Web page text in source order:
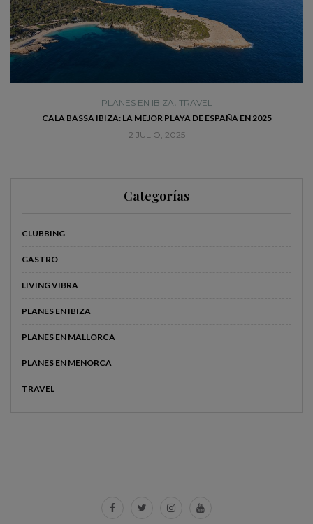
PLANES EN IBIZA, TRAVEL
CALA BASSA IBIZA: LA MEJOR PLAYA DE ESPAÑA EN 2025
2 JULIO, 2025
Categorías
CLUBBING
GASTRO
LIVING VIBRA
PLANES EN IBIZA
PLANES EN MALLORCA
PLANES EN MENORCA
TRAVEL